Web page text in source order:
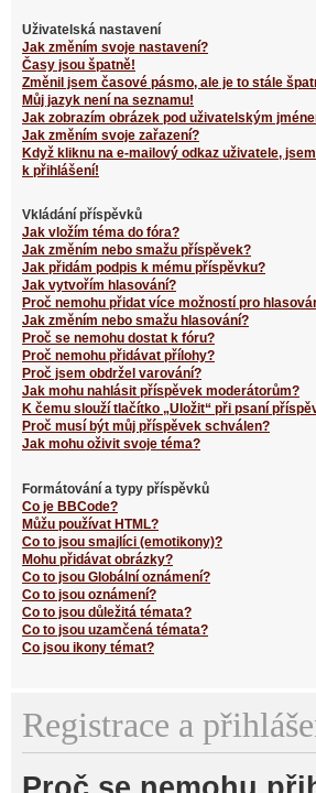
Uživatelská nastavení
Jak změním svoje nastavení?
Časy jsou špatně!
Změnil jsem časové pásmo, ale je to stále
Můj jazyk není na seznamu!
Jak zobrazím obrázek pod uživatelským
Jak změním svoje zařazení?
Když kliknu na e-mailový odkaz uživatele,
k přihlášení!
Vkládání příspěvků
Jak vložím téma do fóra?
Jak změním nebo smažu příspěvek?
Jak přidám podpis k mému příspěvku?
Jak vytvořím hlasování?
Proč nemohu přidat více možností pro
Jak změním nebo smažu hlasování?
Proč se nemohu dostat k fóru?
Proč nemohu přidávat přílohy?
Proč jsem obdržel varování?
Jak mohu nahlásit příspěvek moderátorům?
K čemu slouží tlačítko „Uložit“ při psaní
Proč musí být můj příspěvek schválen?
Jak mohu oživit svoje téma?
Formátování a typy příspěvků
Co je BBCode?
Můžu používat HTML?
Co to jsou smajlíci (emotikony)?
Mohu přidávat obrázky?
Co to jsou Globální oznámení?
Co to jsou oznámení?
Co to jsou důležitá témata?
Co to jsou uzamčená témata?
Co jsou ikony témat?
Registrace a